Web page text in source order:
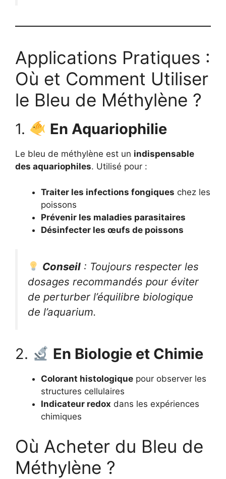
Applications Pratiques :
Où et Comment Utiliser
le Bleu de Méthylène ?
1. En Aquariophilie
Le bleu de méthylène est un indispensable
des aquariophiles. Utilisé pour :
Traiter les infections fongiques chez les
poissons
Prévenir les maladies parasitaires
Désinfecter les œufs de poissons
Conseil : Toujours respecter les
dosages recommandés pour éviter
de perturber l’équilibre biologique
de l’aquarium.
2. En Biologie et Chimie
Colorant histologique pour observer les
structures cellulaires
Indicateur redox dans les expériences
chimiques
Où Acheter du Bleu de
Méthylène ?